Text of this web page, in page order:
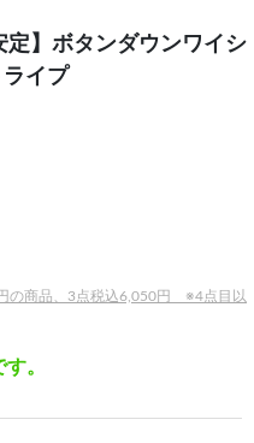
定】ボタンダウンワイシ
イプ
の商品、3点税込6,050円 ※4点目以
。